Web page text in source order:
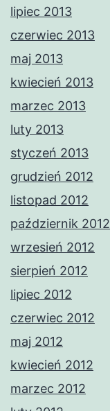
lipiec 2013
czerwiec 2013
maj 2013
kwiecień 2013
marzec 2013
luty 2013
styczeń 2013
grudzień 2012
listopad 2012
październik 2012
wrzesień 2012
sierpień 2012
lipiec 2012
czerwiec 2012
maj 2012
kwiecień 2012
marzec 2012